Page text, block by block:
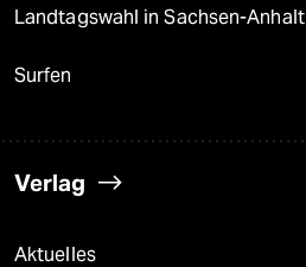
Landtagswahl in Sachsen-Anhalt
Surfen
Verlag
Aktuelles